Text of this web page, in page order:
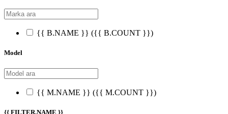
{{ B.NAME }} ({{ B.COUNT }})
Model
{{ M.NAME }} ({{ M.COUNT }})
{{ FILTER.NAME }}